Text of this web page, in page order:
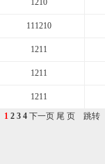
1210
111210
1211
1211
1211
1 2 3 4 下一页 尾 页 跳转